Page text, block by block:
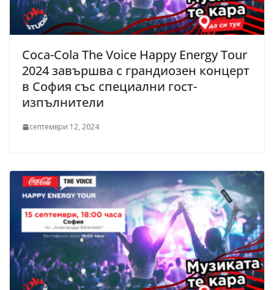
Coca-Cola The Voice Happy Energy Tour
2024 завършва с грандиозен концерт
в София със специални гост-
изпълнители
септември 12, 2024